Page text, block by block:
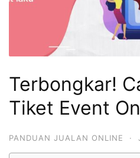
Terbongkar!
Tiket Event
PANDUAN JUALAN ONLINE ·